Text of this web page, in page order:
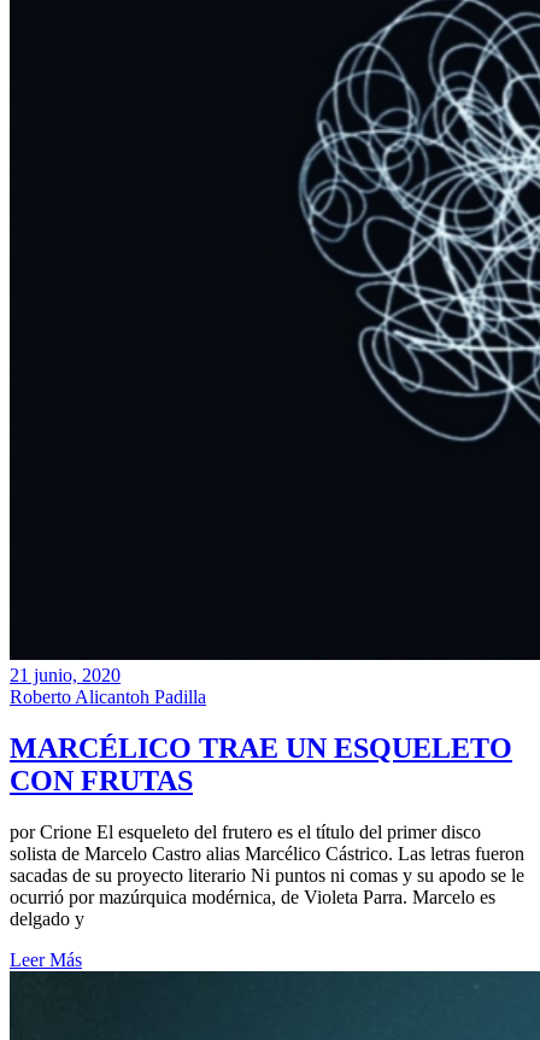
21 junio, 2020
Roberto Alicantoh Padilla
MARCÉLICO TRAE UN ESQUELETO
CON FRUTAS
por Crione El esqueleto del frutero es el título del primer disco
solista de Marcelo Castro alias Marcélico Cástrico. Las letras fueron
sacadas de su proyecto literario Ni puntos ni comas y su apodo se le
ocurrió por mazúrquica modérnica, de Violeta Parra. Marcelo es
delgado y
Leer Más